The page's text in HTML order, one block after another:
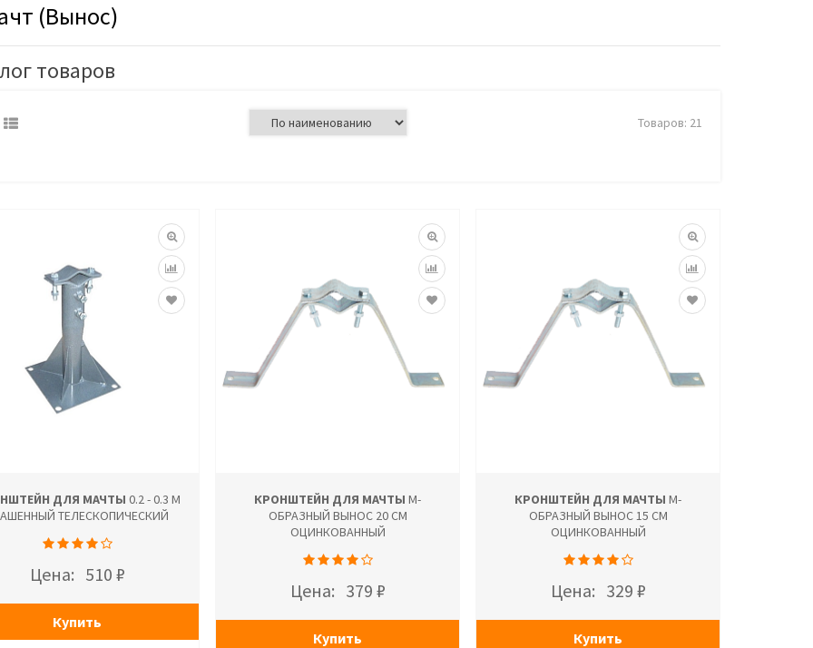
(Вынос)
товаров
Товаров: 21
ДЛЯ МАЧТЫ 0.2 - 0.3 М
ТЕЛЕСКОПИЧЕСКИЙ
Цена: 510 ₽
Купить
КРОНШТЕЙН ДЛЯ МАЧТЫ М-
ОБРАЗНЫЙ ВЫНОС 20 СМ
ОЦИНКОВАННЫЙ
Цена: 379 ₽
Купить
КРОНШТЕЙН ДЛЯ МАЧТЫ М-
ОБРАЗНЫЙ ВЫНОС 15 СМ
ОЦИНКОВАННЫЙ
Цена: 329 ₽
Купить